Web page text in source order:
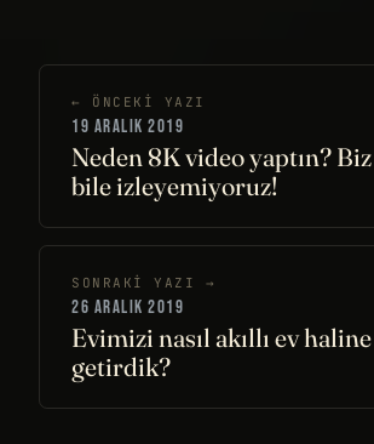
← ÖNCEKI YAZI
19 ARALIK 2019
Neden 8K video yaptın?
bile izleyemiyoruz!
SONRAKI YAZI →
26 ARALIK 2019
Evimizi nasıl akıllı ev haline
getirdik?